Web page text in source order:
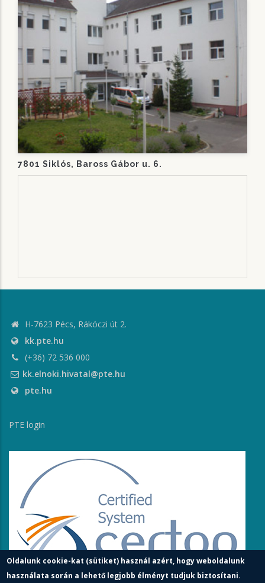
7801 Siklós, Baross Gábor u. 6.
H-7623 Pécs, Rákóczi út 2.
kk.pte.hu
(+36) 72 536 000
kk.elnoki.hivatal@pte.hu
pte.hu
PTE login
Oldalunk cookie-kat (sütiket) használ azért, hogy weboldalunk
használata során a lehető legjobb élményt tudjuk biztosítani.